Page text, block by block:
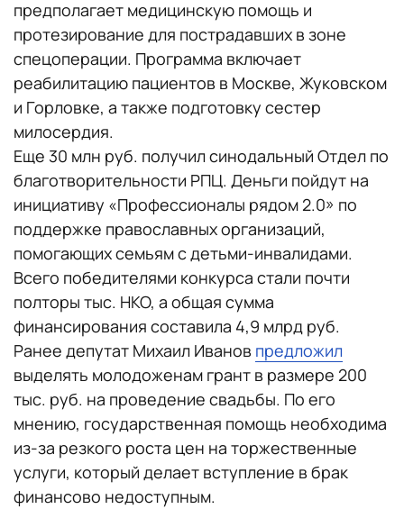
предполагает медицинскую помощь и
протезирование для пострадавших в зоне
спецоперации. Программа включает
реабилитацию пациентов в Москве, Жуковском
и Горловке, а также подготовку сестер
милосердия.
Еще 30 млн руб. получил синодальный Отдел по
благотворительности РПЦ. Деньги пойдут на
инициативу «Профессионалы рядом 2.0» по
поддержке православных организаций,
помогающих семьям с детьми-инвалидами.
Всего победителями конкурса стали почти
полторы тыс. НКО, а общая сумма
финансирования составила 4,9 млрд руб.
Ранее депутат Михаил Иванов предложил
выделять молодоженам грант в размере 200
тыс. руб. на проведение свадьбы. По его
мнению, государственная помощь необходима
из-за резкого роста цен на торжественные
услуги, который делает вступление в брак
финансово недоступным.